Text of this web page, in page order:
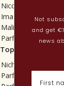
Nicolaï
Imaginary Authors
Malin + Goetz
Parfums MDCI
Top categorieën
Niche parfums
Parfums voor dames
Not
and get
news